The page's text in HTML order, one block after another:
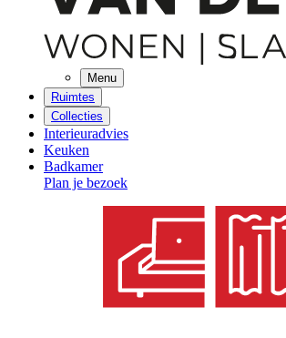
Menu
Ruimtes
Collecties
Interieuradvies
Keuken
Badkamer
Plan je bezoek